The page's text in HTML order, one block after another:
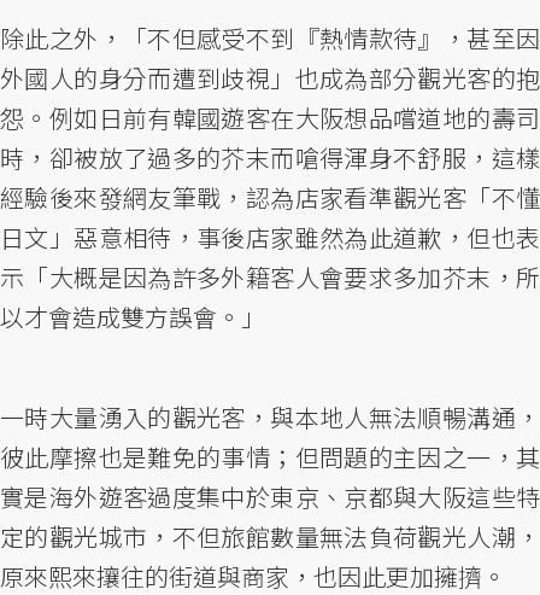
除此之外，「不但感受不到『熱情款待』，甚至因
外國人的身分而遭到歧視」也成為部分觀光客的抱
怨。例如日前有韓國遊客在大阪想品嚐道地的壽司
時，卻被放了過多的芥末而嗆得渾身不舒服，這樣
經驗後來發網友筆戰，認為店家看準觀光客「不懂
日文」惡意相待，事後店家雖然為此道歉，但也表
示「大概是因為許多外籍客人會要求多加芥末，所
以才會造成雙方誤會。」
一時大量湧入的觀光客，與本地人無法順暢溝通，
彼此摩擦也是難免的事情；但問題的主因之一，其
實是海外遊客過度集中於東京、京都與大阪這些特
定的觀光城市，不但旅館數量無法負荷觀光人潮，
原來熙來攘往的街道與商家，也因此更加擁擠。